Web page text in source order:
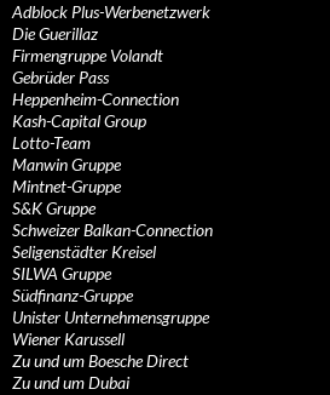
Adblock Plus-Werbenetzwerk
Die Guerillaz
Firmengruppe Volandt
Gebrüder Pass
Heppenheim-Connection
Kash-Capital Group
Lotto-Team
Manwin Gruppe
Mintnet-Gruppe
S&K Gruppe
Schweizer Balkan-Connection
Seligenstädter Kreisel
SILWA Gruppe
Südfinanz-Gruppe
Unister Unternehmensgruppe
Wiener Karussell
Zu und um Boesche Direct
Zu und um Dubai